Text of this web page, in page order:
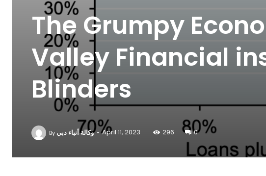
The Grumpy
Valley Financial
Blinders
By وكالة أنباء دبي - April 11, 2023 296 0